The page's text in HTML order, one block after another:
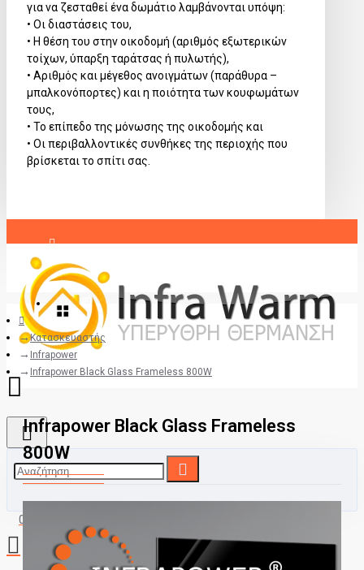
για να ζεσταθεί ένα δωμάτιο λαμβάνονται υπόψη:
• Οι διαστάσεις του,
• Η θέση του στην οικοδομή (αριθμός εξωτερικών
τοίχων, ύπαρξη ταράτσας ή πυλωτής),
• Αριθμός και μέγεθος ανοιγμάτων (παράθυρα –
μπαλκονόπορτες) και η ποιότητα των κουφωμάτων
τους,
• Το επίπεδο της μόνωσης της οικοδομής και
• Οι περιβαλλοντικές συνθήκες της περιοχής που
βρίσκεται το σπίτι σας.
Εγγραφή
0 προϊόν(τα) - 0,00€
Κατασκευαστής
Infrapower
Infrapower Black Glass Frameless 800W
Infrapower Black Glass Frameless
800W